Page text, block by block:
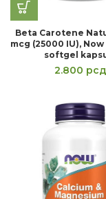
Beta Carotene
mcg (25000 IU),
softgel
2.800 рсд